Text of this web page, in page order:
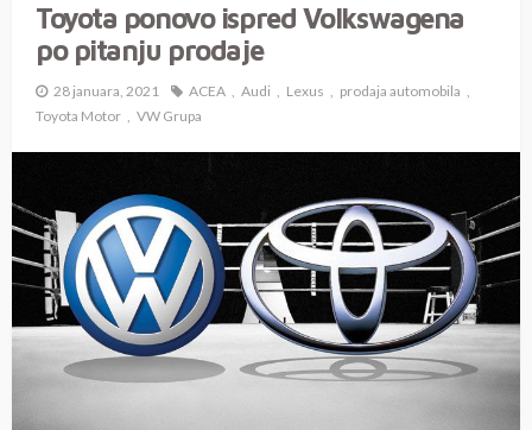
Toyota ponovo ispred Volkswagena
po pitanju prodaje
28 januara, 2021 ACEA Audi Lexus
prodaja automobila
Toyota Motor
VW Grupa